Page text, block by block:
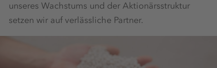
unseres Wachstums und der Aktionärsstruktur
setzen wir auf verlässliche Partner.